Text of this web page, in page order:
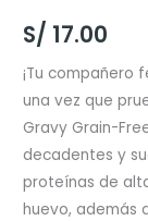
S/ 17.00
¡Tu compañero
una vez que
Gravy Grain-
decadentes y
proteínas de
huevo, además